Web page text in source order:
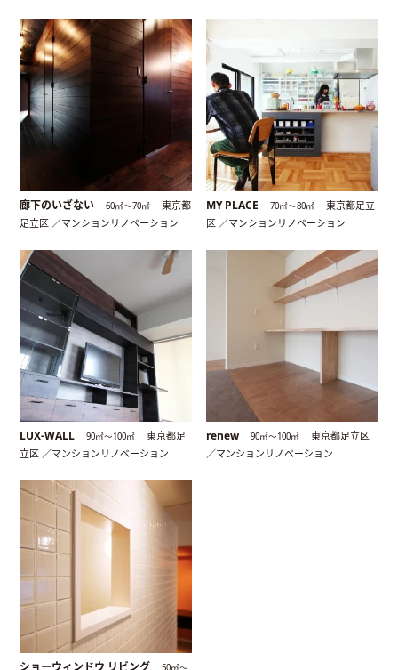
廊下のいざない 60㎡〜70㎡
東京都
足立区 ／マンションリノベーション
MY PLACE 70㎡〜80㎡
東京都足立
区 ／マンションリノベーション
LUX-WALL 90㎡〜100㎡
東京都足
立区 ／マンションリノベーション
renew 90㎡〜100㎡
東京都足立区
／マンションリノベーション
ショーウィンドウ リビング 50㎡〜